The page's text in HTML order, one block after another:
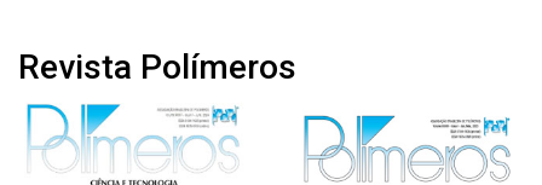
Revista Polímeros